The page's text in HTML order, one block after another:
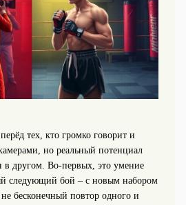
тех, кто громко говорит и
но реальный потенциал
в другом. Во‑первых, это умение
следующий бой – с новым набором
бесконечный повтор одного и